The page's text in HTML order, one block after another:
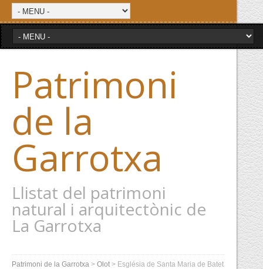
Patrimoni
de la
Garrotxa
Llistat del patrimoni
natural i arquitectònic de
La Garrotxa
Patrimoni de la Garrotxa >Olot > Església de Santa Maria de Batet